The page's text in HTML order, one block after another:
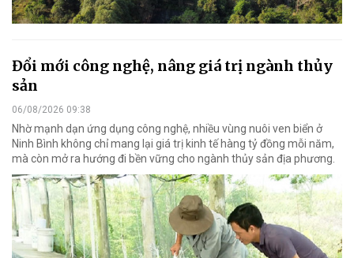
Đổi mới công nghệ, nâng giá trị ngành thủy
sản
06/08/2026 09:38
Nhờ mạnh dạn ứng dụng công nghệ, nhiều vùng nuôi ven biển ở
Ninh Bình không chỉ mang lại giá trị kinh tế hàng tỷ đồng mỗi năm,
mà còn mở ra hướng đi bền vững cho ngành thủy sản địa phương.